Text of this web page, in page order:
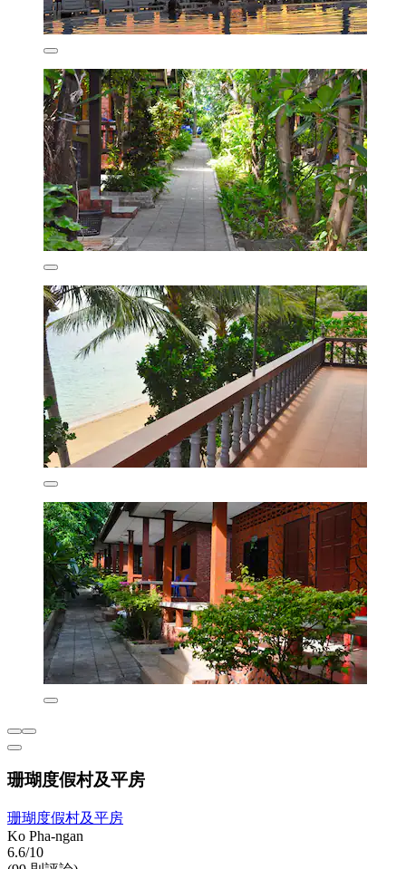
珊瑚度假村及平房
珊瑚度假村及平房
Ko Pha-ngan
6.6/10